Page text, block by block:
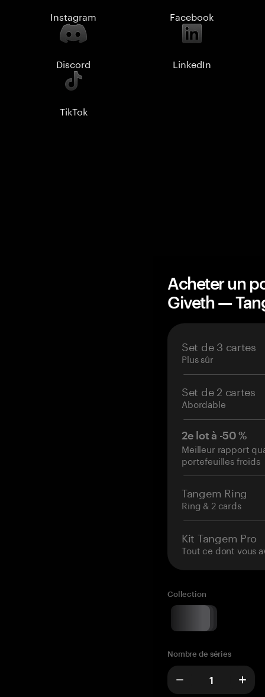
Instagram Facebook
Discord LinkedIn
TikTok
Acheter un
Giveth —
Set de 3 cartes
Plus sûr
Set de 2 cartes
Abordable
2e lot à -50 %
Meilleur rapport
portefeuilles froids
Tangem Ring
Ring & 2 cards
Kit Tangem Pro
Tout ce dont vous
Collection
Nombre de séries